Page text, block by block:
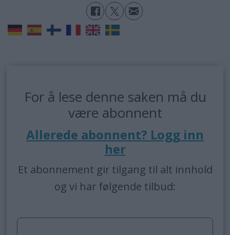
For å lese denne saken må du
være abonnent
Allerede abonnent? Logg inn
her
Et abonnement gir tilgang til alt innhold
og vi har følgende tilbud: